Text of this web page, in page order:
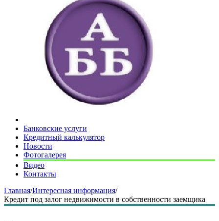
Банковские услуги
Кредитный калькулятор
Новости
Фотогалерея
Видео
Контакты
Главная/Интересная информация/
Кредит под залог недвижимости в собственности заемщика